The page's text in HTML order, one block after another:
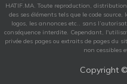
HATIF.MA. Toute reproduction,
des ses éléments tels que le code
logos, les annonces etc.. sans
conséquence interdite. Cependant,
privée des pages ou extraits de pages du
non cessibles
Copyright ©